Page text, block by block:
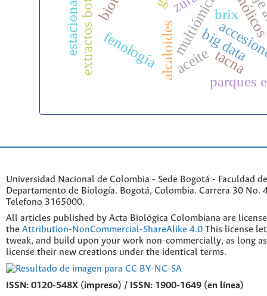
big data
multiómica
alcaloides
fenología aceite
brix
tacna
parques
Universidad Nacional de Colombia - Sede Bogotá - Faculdad
Departamento de Biología. Bogotá, Colombia. Carrera 30 No.
Telefono 3165000.
All articles published by Acta Biológica Colombiana are
the Attribution-NonCommercial-ShareAlike 4.0 This license
tweak, and build upon your work non-commercially, as long
license their new creations under the identical terms.
ISSN: 0120-548X (impreso) / ISSN: 1900-1649 (en línea)